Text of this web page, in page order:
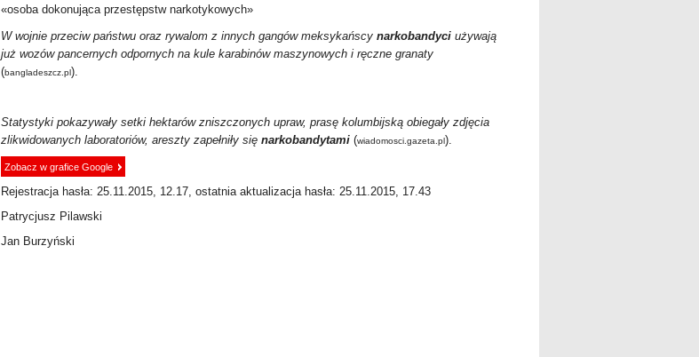
«osoba dokonująca przestępstw narkotykowych»
W wojnie przeciw państwu oraz rywalom z innych gangów meksykańscy narkobandyciużywają
już wozów pancernych odpornych na kule karabinów maszynowych i ręczne granaty
(bangladeszcz.pl).
Statystyki pokazywały setki hektarów zniszczonych upraw, prasę kolumbijską obiegały zdjęcia
zlikwidowanych laboratoriów, areszty zapełniły się narkobandytami(wiadomosci.gazeta.pl).
Zobacz w grafice Google
Rejestracja hasła: 25.11.2015, 12.17, ostatnia aktualizacja hasła: 25.11.2015, 17.43
Patrycjusz Pilawski
Jan Burzyński